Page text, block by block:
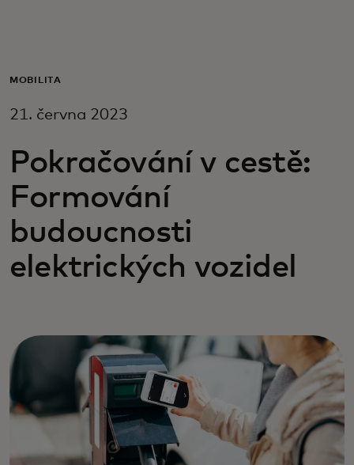
Pro firmy
Pro inovátory
Novinky a trendy
MOBILITA
21. června 2023
Pokračování v cestě:
Formování
budoucnosti
elektrických vozidel